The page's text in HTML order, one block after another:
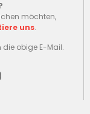
möchten,
uns.
obige E-Mail.